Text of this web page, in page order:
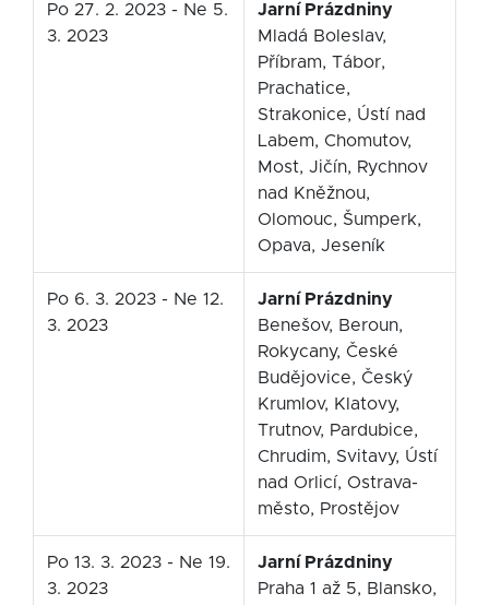
Po 27. 2. 2023 - Ne 5.
3. 2023
Jarní Prázdniny
Mladá Boleslav,
Příbram, Tábor,
Prachatice,
Strakonice, Ústí nad
Labem, Chomutov,
Most, Jičín, Rychnov
nad Kněžnou,
Olomouc, Šumperk,
Opava, Jeseník
Po 6. 3. 2023 - Ne 12.
3. 2023
Jarní Prázdniny
Benešov, Beroun,
Rokycany, České
Budějovice, Český
Krumlov, Klatovy,
Trutnov, Pardubice,
Chrudim, Svitavy, Ústí
nad Orlicí, Ostrava-
město, Prostějov
Po 13. 3. 2023 - Ne 19.
3. 2023
Jarní Prázdniny
Praha 1 až 5, Blansko,